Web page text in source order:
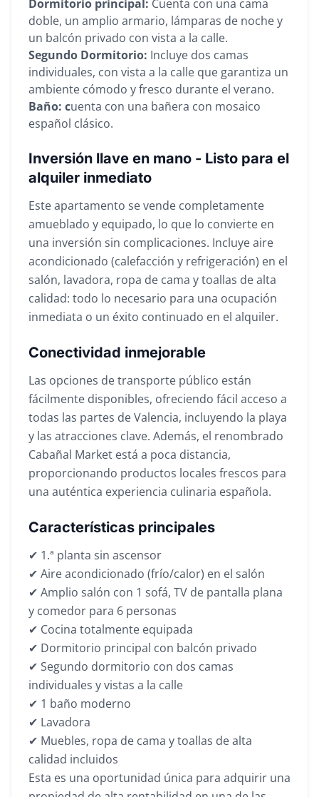
Dormitorio principal: Cuenta con una cama
doble, un amplio armario, lámparas de noche y
un balcón privado con vista a la calle.
Segundo Dormitorio: Incluye dos camas
individuales, con vista a la calle que garantiza un
ambiente cómodo y fresco durante el verano.
Baño: cuenta con una bañera con mosaico
español clásico.
Inversión llave en mano - Listo para el
alquiler inmediato
Este apartamento se vende completamente
amueblado y equipado, lo que lo convierte en
una inversión sin complicaciones. Incluye aire
acondicionado (calefacción y refrigeración) en el
salón, lavadora, ropa de cama y toallas de alta
calidad: todo lo necesario para una ocupación
inmediata o un éxito continuado en el alquiler.
Conectividad inmejorable
Las opciones de transporte público están
fácilmente disponibles, ofreciendo fácil acceso a
todas las partes de Valencia, incluyendo la playa
y las atracciones clave. Además, el renombrado
Cabañal Market está a poca distancia,
proporcionando productos locales frescos para
una auténtica experiencia culinaria española.
Características principales
✔ 1.ª planta sin ascensor
✔ Aire acondicionado (frío/calor) en el salón
✔ Amplio salón con 1 sofá, TV de pantalla plana
y comedor para 6 personas
✔ Cocina totalmente equipada
✔ Dormitorio principal con balcón privado
✔ Segundo dormitorio con dos camas
individuales y vistas a la calle
✔ 1 baño moderno
✔ Lavadora
✔ Muebles, ropa de cama y toallas de alta
calidad incluidos
Esta es una oportunidad única para adquirir una